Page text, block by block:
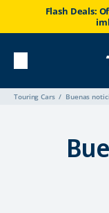
Flash Deals:
Touring Cars Buenas